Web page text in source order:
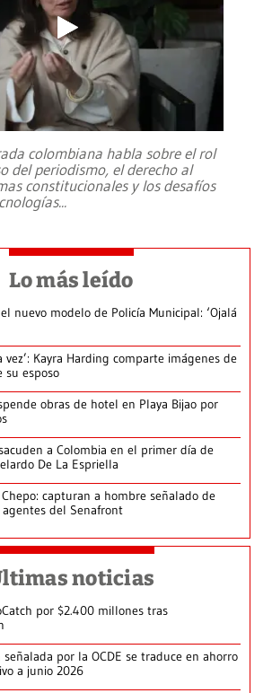
colombiana habla sobre el rol
del periodismo, el derecho al
constitucionales y los desafíos
...
Lo más leído
nuevo modelo de Policía Municipal: ‘Ojalá
vez’: Kayra Harding comparte imágenes de
su esposo
obras de hotel en Playa Bijao por
a Colombia en el primer día de
De La Espriella
capturan a hombre señalado de
del Senafront
noticias
por $2.400 millones tras
por la OCDE se traduce en ahorro
a junio 2026